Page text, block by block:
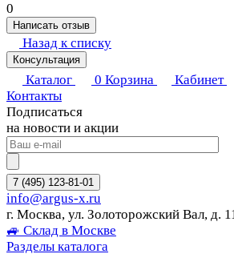
0
Написать отзыв
Назад к списку
Консультация
Каталог 0 Корзина Кабинет
Контакты
Подписаться
на новости и акции
7 (495) 123-81-01
info@argus-x.ru
г. Москва, ул. Золоторожский Вал, д.
🚙 Склад в Москве
Разделы каталога